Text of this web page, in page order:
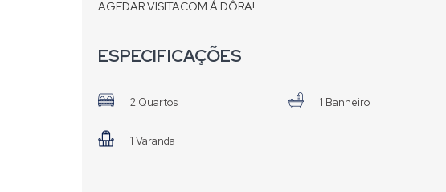
AGEDAR VISITACOM Á DÔRA!
ESPECIFICAÇÕES
2 Quartos 1 Banheiro
1 Varanda